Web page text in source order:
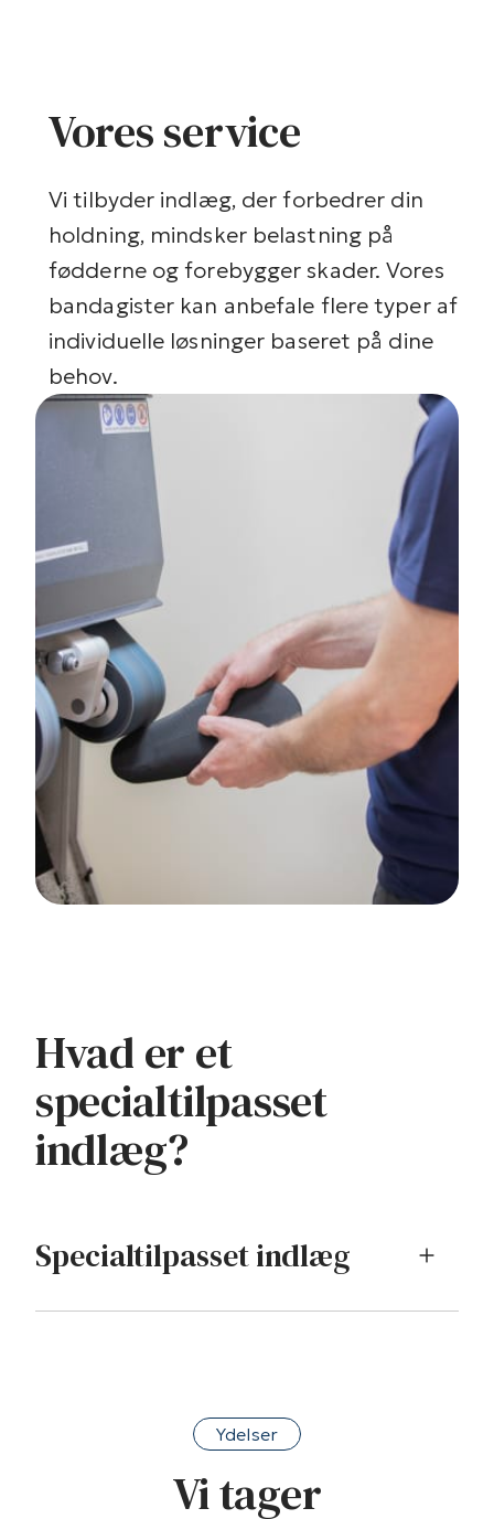
Vores service
Vi tilbyder indlæg, der forbedrer din
holdning, mindsker belastning på
fødderne og forebygger skader. Vores
bandagister kan anbefale flere typer af
individuelle løsninger baseret på dine
behov.
Hvad er et
specialtilpasset
indlæg?
Specialtilpasset indlæg
Ydelser
Vi tager